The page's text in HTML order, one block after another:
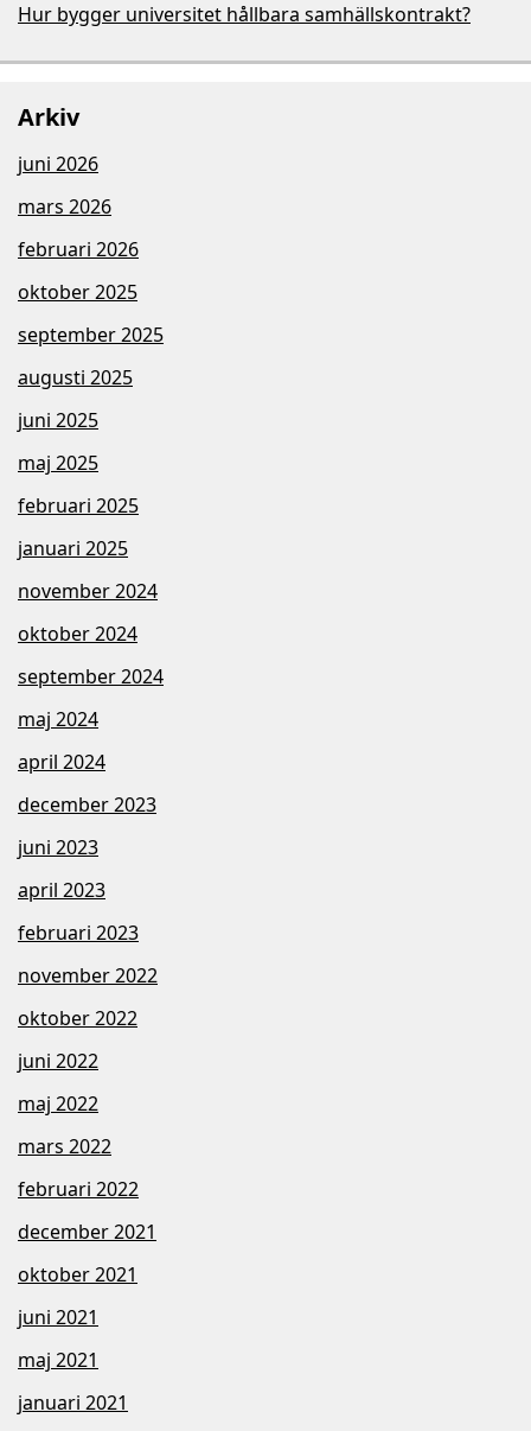
Hur bygger universitet hållbara samhällskontrakt?
Arkiv
juni 2026
mars 2026
februari 2026
oktober 2025
september 2025
augusti 2025
juni 2025
maj 2025
februari 2025
januari 2025
november 2024
oktober 2024
september 2024
maj 2024
april 2024
december 2023
juni 2023
april 2023
februari 2023
november 2022
oktober 2022
juni 2022
maj 2022
mars 2022
februari 2022
december 2021
oktober 2021
juni 2021
maj 2021
januari 2021